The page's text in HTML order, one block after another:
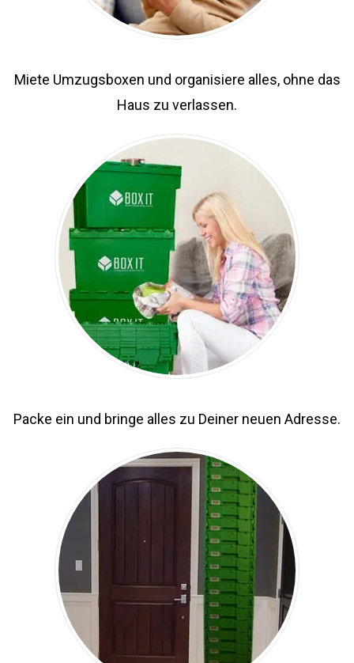
Miete Umzugsboxen und organisiere alles, ohne das
Haus zu verlassen.
Packe ein und bringe alles zu Deiner neuen Adresse.